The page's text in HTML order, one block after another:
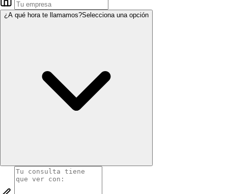
¿A qué hora te llamamos?Selecciona una opción